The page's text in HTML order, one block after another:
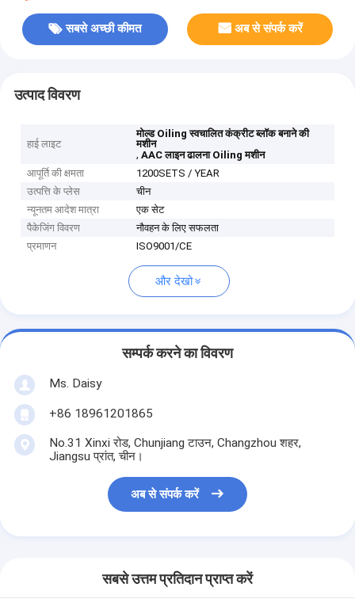
सबसे अच्छी कीमत अब से संपर्क करें
उत्पाद विवरण
हाई लाइट
मोल्ड Oiling स्वचालित कंक्रीट ब्लॉक बनाने की
मशीन
,AAC लाइन ढालना Oiling मशीन
आपूर्ति की क्षमता
1200SETS / YEAR
उत्पत्ति के प्लेस
चीन
न्यूनतम आदेश मात्रा
एक सेट
पैकेजिंग विवरण
नौवहन के लिए सफलता
प्रमाणन
ISO9001/CE
और देखो
सम्पर्क करने का विवरण
Ms. Daisy
+86 18961201865
No.31 Xinxi रोड, Chunjiang टाउन, Changzhou शहर,
Jiangsu प्रांत, चीन।
अब से संपर्क करें
सबसे उत्तम प्रतिदान प्राप्त करें